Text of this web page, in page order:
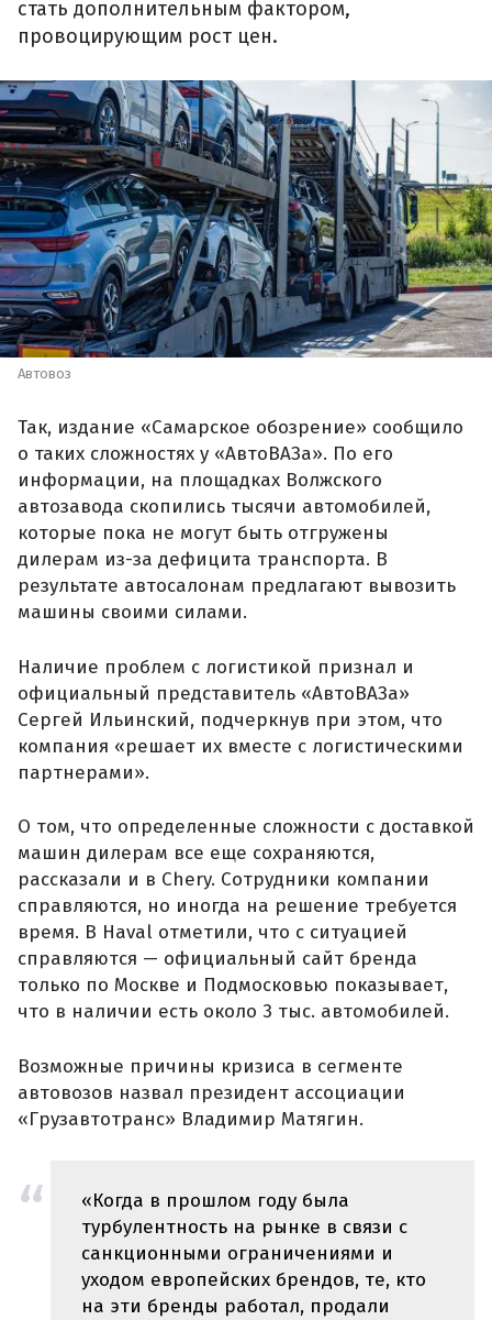
стать дополнительным фактором,
провоцирующим рост цен.
Автовоз
Так, издание «Самарское обозрение» сообщило
о таких сложностях у «АвтоВАЗа». По его
информации, на площадках Волжского
автозавода скопились тысячи автомобилей,
которые пока не могут быть отгружены
дилерам из-за дефицита транспорта. В
результате автосалонам предлагают вывозить
машины своими силами.
Наличие проблем с логистикой признал и
официальный представитель «АвтоВАЗа»
Сергей Ильинский, подчеркнув при этом, что
компания «решает их вместе с логистическими
партнерами».
О том, что определенные сложности с доставкой
машин дилерам все еще сохраняются,
рассказали и в Chery. Сотрудники компании
справляются, но иногда на решение требуется
время. В Haval отметили, что с ситуацией
справляются — официальный сайт бренда
только по Москве и Подмосковью показывает,
что в наличии есть около 3 тыс. автомобилей.
Возможные причины кризиса в сегменте
автовозов назвал президент ассоциации
«Грузавтотранс» Владимир Матягин.
«Когда в прошлом году была
турбулентность на рынке в связи с
санкционными ограничениями и
уходом европейских брендов, те, кто
на эти бренды работал, продали